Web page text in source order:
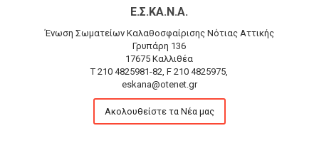
Ε.Σ.ΚΑ.Ν.Α.
Ένωση Σωματείων Καλαθοσφαίρισης Νότιας Αττικής
Γρυπάρη 136
17675 Καλλιθέα
T 210 4825981-82, F 210 4825975,
eskana@otenet.gr
Ακολουθείστε τα Νέα μας